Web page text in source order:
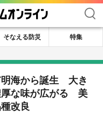
検索
そなえる防災
特集
明海から誕生 大き
な味が広がる 美
改良